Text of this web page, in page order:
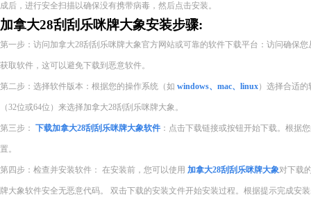
成后，进行安全扫描以确保没有携带病毒，然后点击安装。
加拿大28刮刮乐咪牌大象安装步骤:
第一步：访问加拿大28刮刮乐咪牌大象官方网站或可靠的软件下载平台：访问确保
获取软件，这可以避免下载到恶意软件。
第二步：选择软件版本：根据您的操作系统（如 windows、mac、linux）选择合适
（32位或64位）来选择加拿大28刮刮乐咪牌大象。
第三步： 下载加拿大28刮刮乐咪牌大象软件 ：点击下载链接或按钮开始下载。根据
置。
第四步：检查并安装软件： 在安装前，您可以使用 加拿大28刮刮乐咪牌大象对下载
牌大象软件安全无恶意代码。 双击下载的安装文件开始安装过程。根据提示完成安